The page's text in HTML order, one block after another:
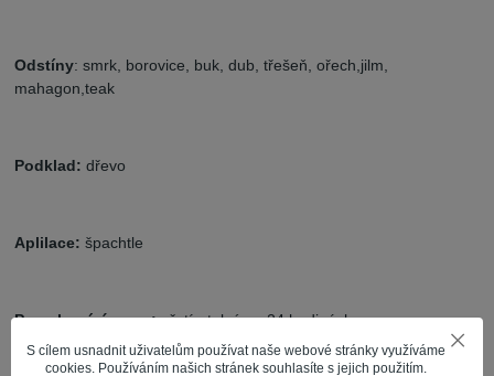
Odstíny: smrk, borovice, buk, dub, třešeň, ořech,jilm,
mahagon,teak
Podklad: dřevo
Aplilace: špachtle
Povrchová úprava:přetíratelný po 24 hodinách
S cílem usnadnit uživatelům používat naše webové stránky využíváme
cookies. Používáním našich stránek souhlasíte s jejich použitím.